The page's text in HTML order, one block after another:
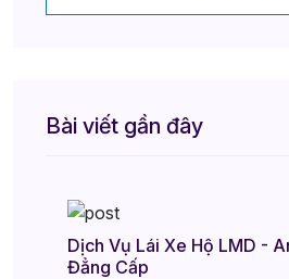
Bài viết gần đây
Dịch Vụ Lái Xe Hộ LMD -
Đẳng Cấp